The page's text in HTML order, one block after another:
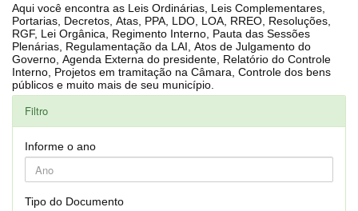
Aqui você encontra as Leis Ordinárias, Leis Complementares,
Portarias, Decretos, Atas, PPA, LDO, LOA, RREO, Resoluções,
RGF, Lei Orgânica, Regimento Interno, Pauta das Sessões
Plenárias, Regulamentação da LAI, Atos de Julgamento do
Governo, Agenda Externa do presidente, Relatório do Controle
Interno, Projetos em tramitação na Câmara, Controle dos bens
públicos e muito mais de seu município.
Filtro
Informe o ano
Tipo do Documento